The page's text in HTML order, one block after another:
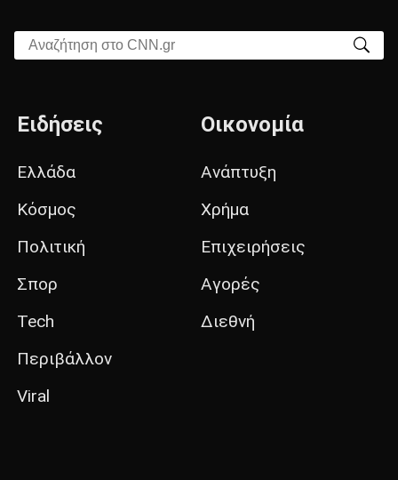
Αναζήτηση στο CNN.gr
Ειδήσεις
Ελλάδα
Κόσμος
Πολιτική
Σπορ
Tech
Περιβάλλον
Viral
Οικονομία
Ανάπτυξη
Χρήμα
Επιχειρήσεις
Αγορές
Διεθνή